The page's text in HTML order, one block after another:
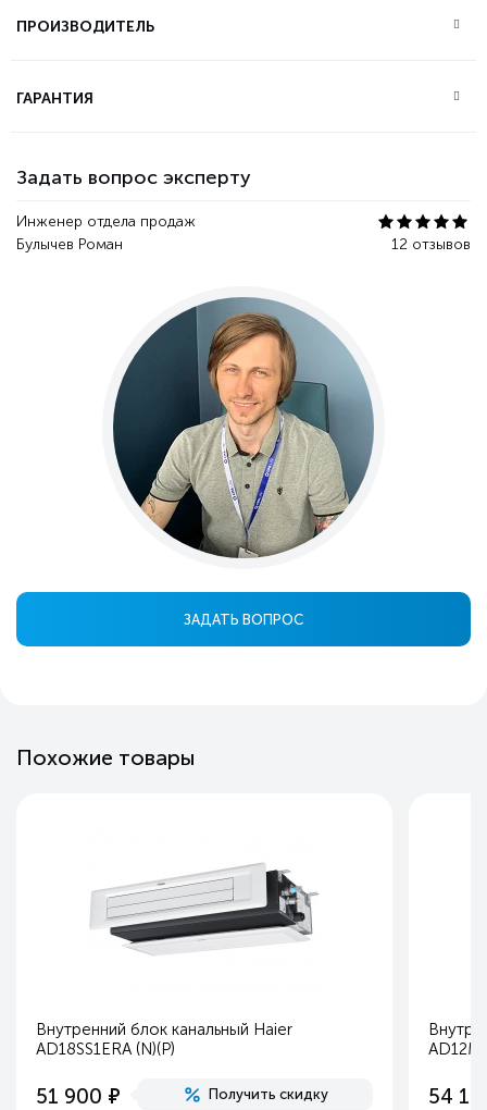
Задать вопрос эксперту
Инженер отдела продаж
Булычев Роман
12 отзывов
ЗАДАТЬ ВОПРОС
ПРОИЗВОДИТЕЛЬ
ГАРАНТИЯ
Похожие товары
Внутренний блок канальный Haier
AD18SS1ERA (N)(P)
51 900 е Получить скидку 54